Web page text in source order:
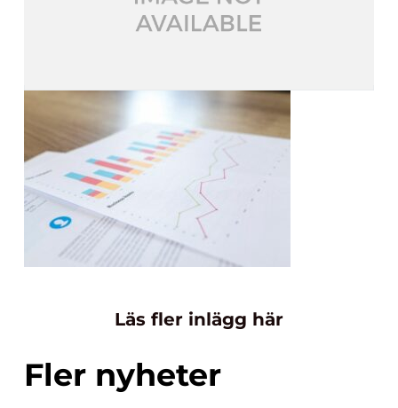
Läs fler inlägg här
Fler nyheter